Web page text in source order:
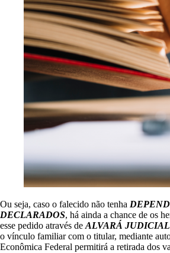
Ou seja, caso o falecido não tenha
DECLARADOS, há ainda a chance de os
esse pedido através deALVARÁ JUDICIAL
o vínculo familiar com o titular, mediante
Econômica Federal permitirá a retirada dos